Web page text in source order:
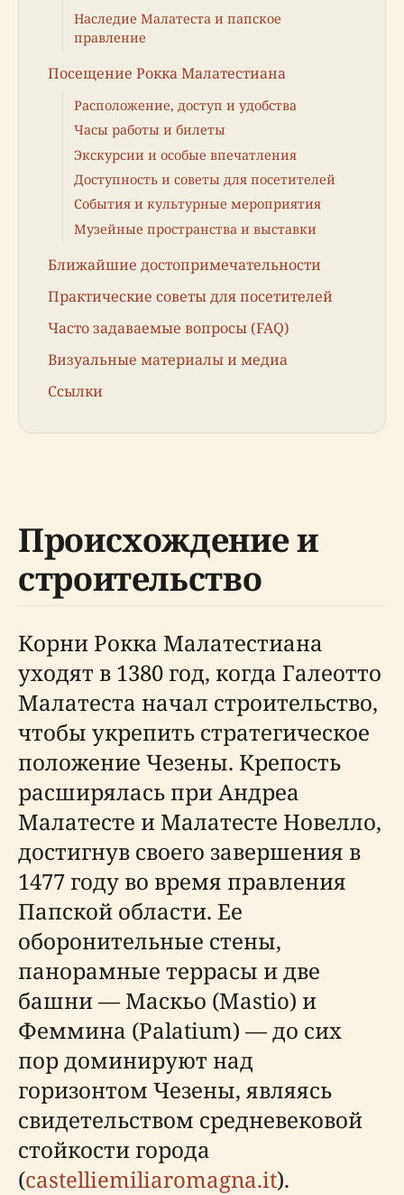
Наследие Малатеста и папское
правление
Посещение Рокка Малатестиана
Расположение, доступ и удобства
Часы работы и билеты
Экскурсии и особые впечатления
Доступность и советы для посетителей
События и культурные мероприятия
Музейные пространства и выставки
Ближайшие достопримечательности
Практические советы для посетителей
Часто задаваемые вопросы (FAQ)
Визуальные материалы и медиа
Ссылки
Происхождение и
строительство
Корни Рокка Малатестиана
уходят в 1380 год, когда Галеотто
Малатеста начал строительство,
чтобы укрепить стратегическое
положение Чезены. Крепость
расширялась при Андреа
Малатесте и Малатесте Новелло,
достигнув своего завершения в
1477 году во время правления
Папской области. Ее
оборонительные стены,
панорамные террасы и две
башни — Маскьо (Mastio) и
Феммина (Palatium) — до сих
пор доминируют над
горизонтом Чезены, являясь
свидетельством средневековой
стойкости города
(castelliemiliaromagna.it).